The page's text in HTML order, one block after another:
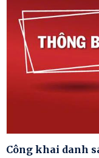
Công khai danh